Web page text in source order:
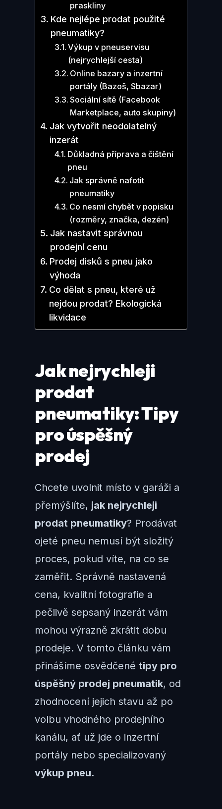
praskliny
Kde nejlépe prodat použité
pneumatiky?
Výkup v pneuservisu
(nejrychlejší cesta)
Online bazary a inzertní
portály (Bazoš, Sbazar)
Sociální sítě (Facebook
Marketplace, auto skupiny)
Jak vytvořit neodolatelný
inzerát
Důkladná příprava a čištění
pneu
Jak správně nafotit
pneumatiky
Co nesmí chybět v popisku
(rozměry, značka, dezén)
Jak nastavit správnou
prodejní cenu
Prodej disků s pneu jako
výhoda
Co dělat s pneu, které už
nejdou prodat? Ekologická
likvidace
Jak nejrychleji
prodat
pneumatiky: Tipy
pro úspěšný
prodej
Chcete uvolnit místo v garáži a
přemýšlíte, jak nejrychleji
prodat pneumatiky? Prodávat
ojeté pneu nemusí být složitý
proces, pokud víte, na co se
zaměřit. Správně nastavená
cena, kvalitní fotografie a
pečlivě sepsaný inzerát vám
mohou výrazně zkrátit dobu
prodeje. V tomto článku vám
přinášíme osvědčené tipy pro
úspěšný prodej pneumatik, od
zhodnocení jejich stavu až po
volbu vhodného prodejního
kanálu, ať už jde o inzertní
portály nebo specializovaný
výkup pneu.